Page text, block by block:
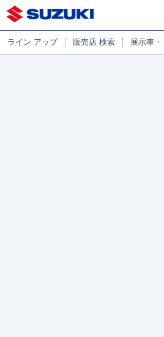
ライン アップ 販売店 検索 展示車・